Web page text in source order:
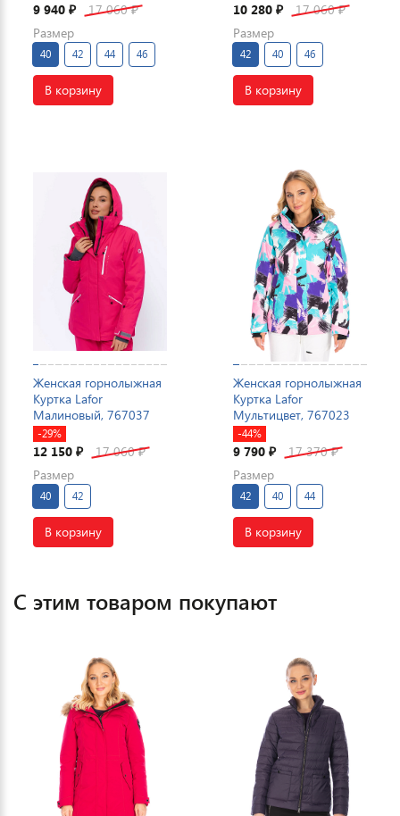
9 940 ₽ 17 060₽
Размер
40 42 44 46
В корзину
10 280 ₽ 17 060₽
Размер
42 40 46
В корзину
Женская горнолыжная
Куртка Lafor
Малиновый, 767037
-29%
12 150 ₽ 17 060₽
Размер
40 42
В корзину
Женская горнолыжная
Куртка Lafor
Мультицвет, 767023
-44%
9 790 ₽ 17 370₽
Размер
42 40 44
В корзину
С этим товаром покупают